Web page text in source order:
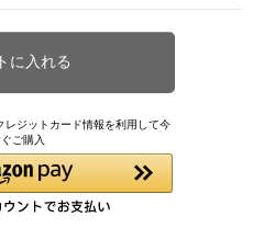
ジットカード情報を利用して今
ご購入